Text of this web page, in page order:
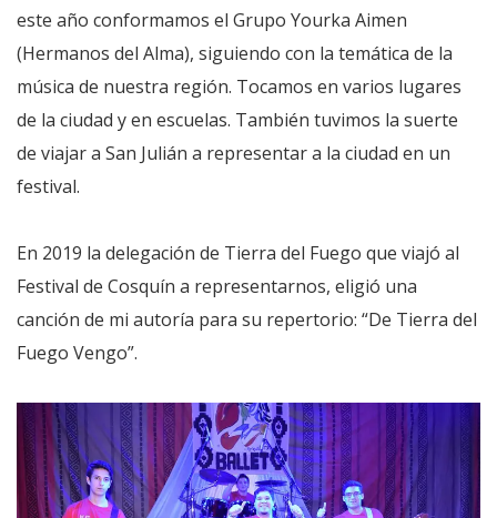
este año conformamos el Grupo Yourka Aimen
(Hermanos del Alma), siguiendo con la temática de la
música de nuestra región. Tocamos en varios lugares
de la ciudad y en escuelas. También tuvimos la suerte
de viajar a San Julián a representar a la ciudad en un
festival.
En 2019 la delegación de Tierra del Fuego que viajó al
Festival de Cosquín a representarnos, eligió una
canción de mi autoría para su repertorio: “De Tierra del
Fuego Vengo”.